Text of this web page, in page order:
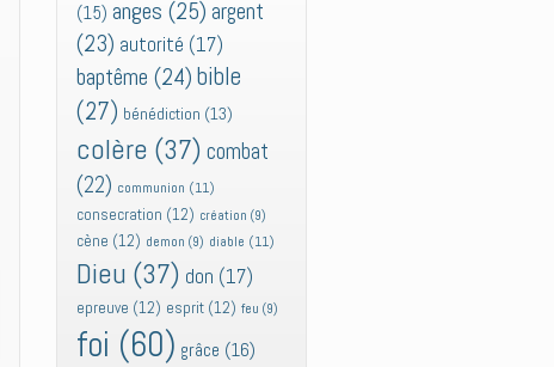
(15) anges (25) argent
(23) autorité (17)
baptême (24) bible
(27) bénédiction (13)
colère (37) combat
(22) communion (11)
consecration (12) création (9)
cène (12) demon (9) diable (11)
Dieu (37) don (17)
epreuve (12) esprit (12) feu (9)
foi (60) grâce (16)